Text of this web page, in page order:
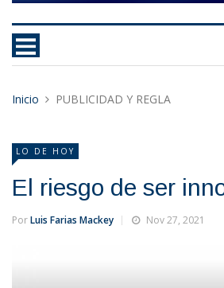
Inicio PUBLICIDAD Y REGLA
LO DE HOY
El riesgo de ser
PorLuis Farias Mackey Nov 27, 2021